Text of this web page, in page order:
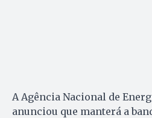
A Agência Nacional de
anunciou que manterá a